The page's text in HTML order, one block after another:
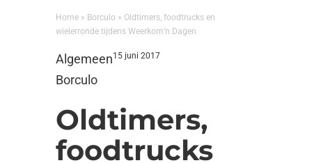
Home » Borculo » Oldtimers, foodtrucks en
wielerronde tijdens Weerkom’n Dagen
Algemeen
Borculo
15 juni 2017
Oldtimers,
foodtrucks